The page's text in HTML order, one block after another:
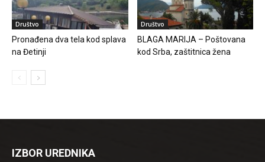
Društvo
Pronađena dva tela kod splava
na Đetinji
Društvo
BLAGA MARIJA – Poštovana
kod Srba, zaštitnica žena
IZBOR UREDNIKA